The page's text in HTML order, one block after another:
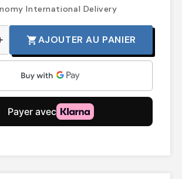
International Delivery
shopping_cartAJOUTER AU PANIER